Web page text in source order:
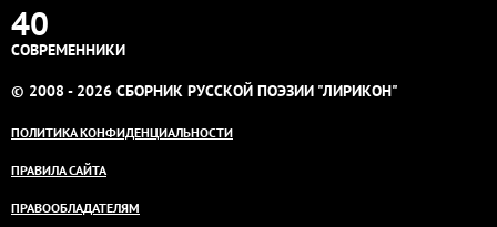
40
СОВРЕМЕННИКИ
© 2008 - 2026 СБОРНИК РУССКОЙ ПОЭЗИИ "ЛИРИКОН"
ПОЛИТИКА КОНФИДЕНЦИАЛЬНОСТИ
ПРАВИЛА САЙТА
ПРАВООБЛАДАТЕЛЯМ